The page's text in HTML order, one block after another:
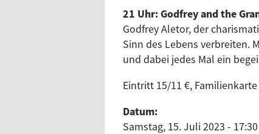
21 Uhr: Godfrey and the
Godfrey Aletor, der
Sinn des Lebens verbreiten.
und dabei jedes Mal ein
Eintritt 15/11 €,
Datum:
Samstag, 15. Juli 2023 - 17:30